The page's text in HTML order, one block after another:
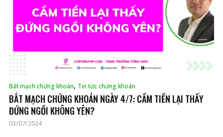
Bắt mạch chứng khoán, Tin tức chứng khoán
BẮT MẠCH CHỨNG KHOÁN NGÀY 4/7: CẦM TIỀN LẠI THẤY
ĐỨNG NGỒI KHÔNG YÊN?
03/07/2024